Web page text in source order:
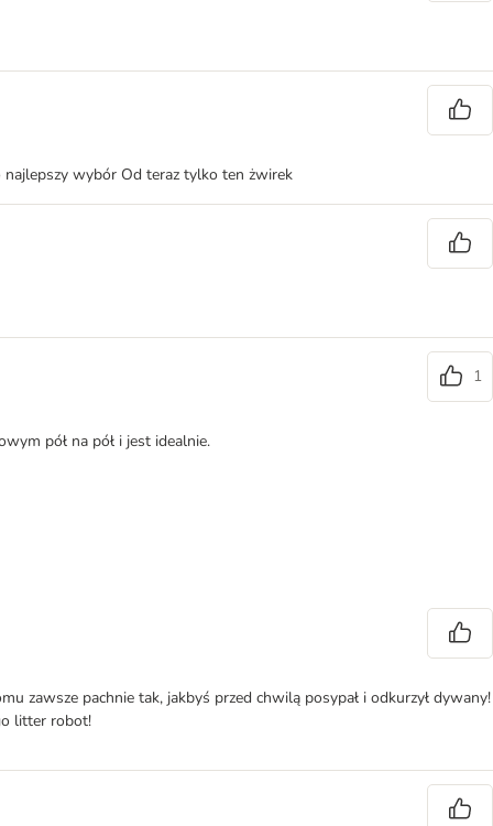
najlepszy wybór Od teraz tylko ten żwirek
1
pół na pół i jest idealnie.
zawsze pachnie tak, jakbyś przed chwilą posypał i odkurzył dywany!
litter robot!